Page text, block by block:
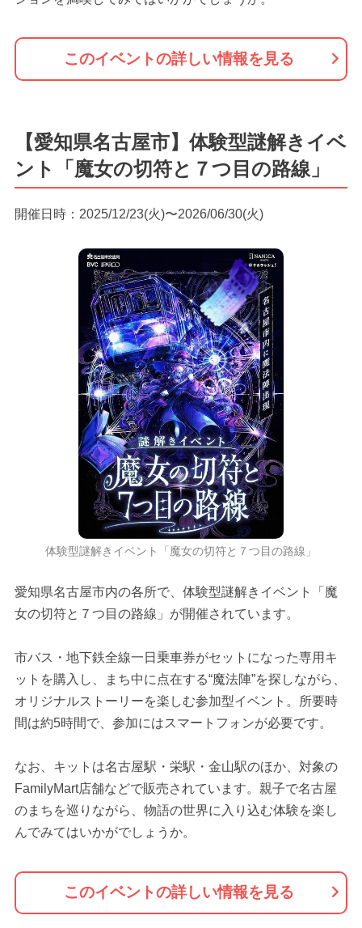
このイベントの詳しい情報を見る
【愛知県名古屋市】体験型謎解きイベ
ント「魔女の切符と７つ目の路線」
開催日時：2025/12/23(火)〜2026/06/30(火)
体験型謎解きイベント「魔女の切符と７つ目の路線」
愛知県名古屋市内の各所で、体験型謎解きイベント「魔
女の切符と７つ目の路線」が開催されています。
市バス・地下鉄全線一日乗車券がセットになった専用キ
ットを購入し、まち中に点在する“魔法陣”を探しながら、
オリジナルストーリーを楽しむ参加型イベント。所要時
間は約5時間で、参加にはスマートフォンが必要です。
なお、キットは名古屋駅・栄駅・金山駅のほか、対象の
FamilyMart店舗などで販売されています。親子で名古屋
のまちを巡りながら、物語の世界に入り込む体験を楽し
んでみてはいかがでしょうか。
このイベントの詳しい情報を見る